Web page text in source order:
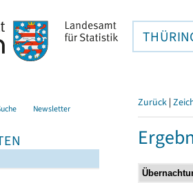
Newsletter Zurück |